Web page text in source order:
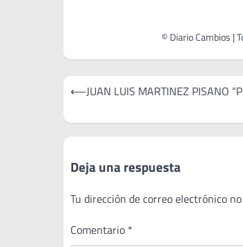
Navegación
entradas
⟵JUAN LUIS MARTINEZ PISANO
Deja una respuesta
Tu dirección de correo electrónico
Comentario *